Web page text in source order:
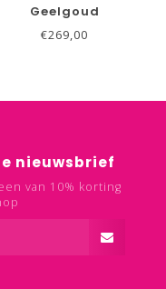
Geelgoud
€269,00
nieuwsbrief
van 10% korting